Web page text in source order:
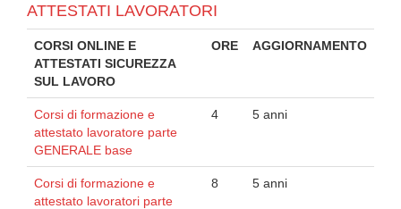
ATTESTATI LAVORATORI
CORSI ONLINE E
ATTESTATI SICUREZZA
SUL LAVORO
ORE AGGIORNAMENTO
Corsi di formazione e
attestato lavoratore parte
GENERALE base
4 5 anni
Corsi di formazione e
attestato lavoratori parte
8 5 anni